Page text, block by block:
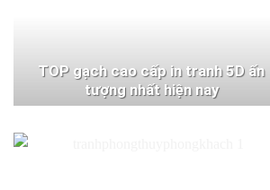
TOP gạch cao cấp in tranh 5D ấn
tượng nhất hiện nay